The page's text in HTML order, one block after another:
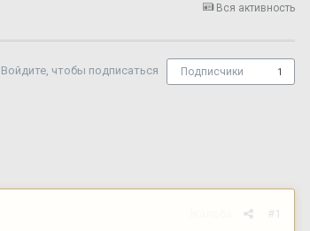
Вся активность
Войдите, чтобы подписаться Подписчики 1
#1